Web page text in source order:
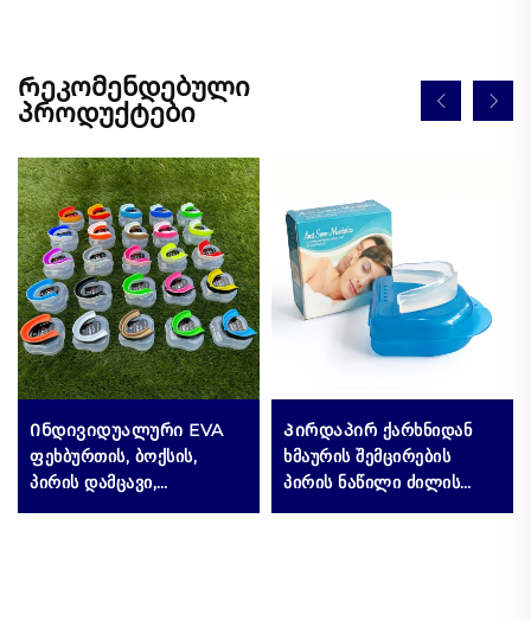
Რეკომენდებული
პროდუქტები
Ინდივიდუალური EVA
ფეხბურთის, ბოქსის,
პირის დამცავი,
კალათბურთის კბილების
Პირდაპირ ქარხნიდან
ხმაურის შემცირების
პირის ნაწილი ძილის
დამხმარე კბილების